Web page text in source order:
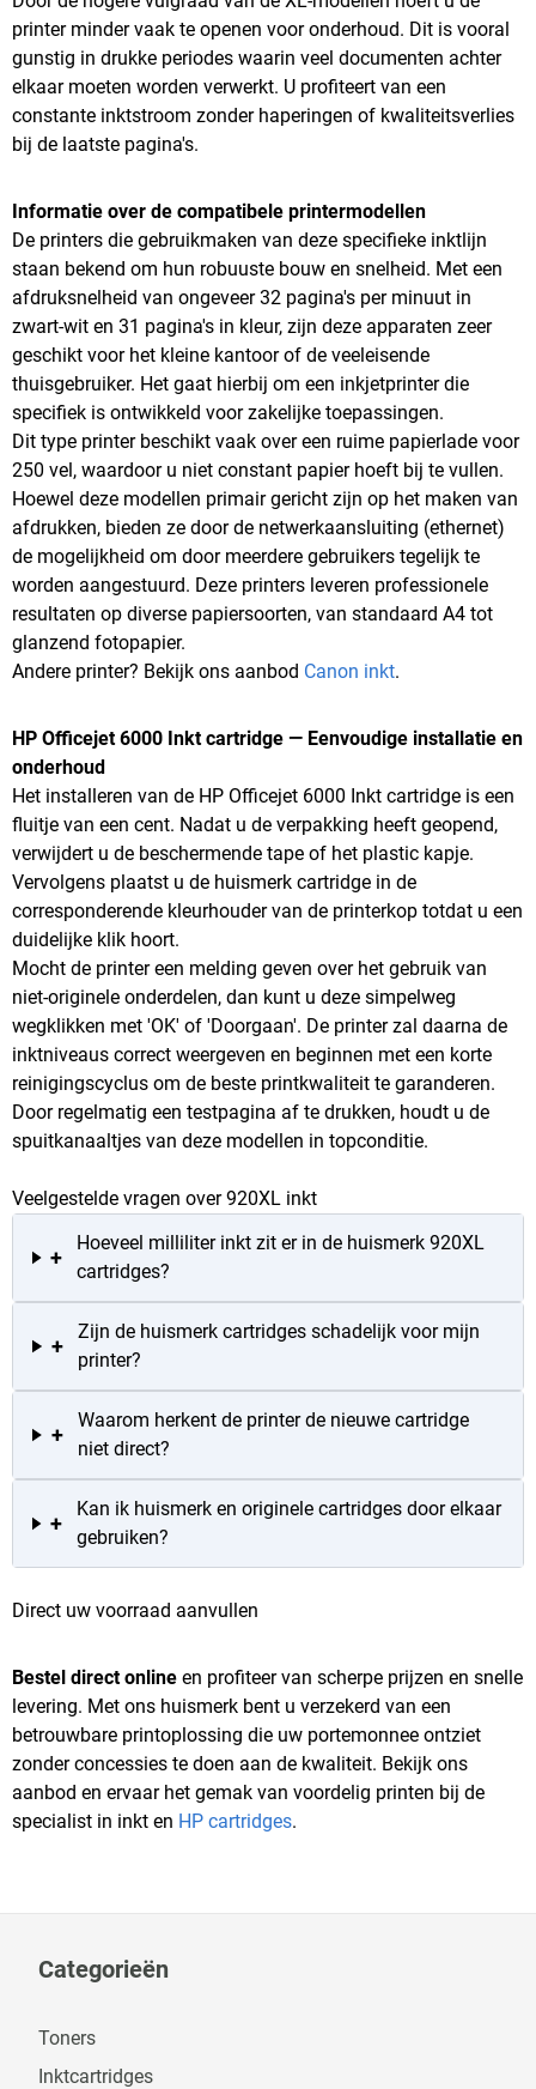
printer minder vaak te openen voor onderhoud. Dit is vooral
gunstig in drukke periodes waarin veel documenten achter
elkaar moeten worden verwerkt. U profiteert van een
constante inktstroom zonder haperingen of kwaliteitsverlies
bij de laatste pagina's.
Informatie over de compatibele printermodellen
De printers die gebruikmaken van deze specifieke inktlijn
staan bekend om hun robuuste bouw en snelheid. Met een
afdruksnelheid van ongeveer 32 pagina's per minuut in
zwart-wit en 31 pagina's in kleur, zijn deze apparaten zeer
geschikt voor het kleine kantoor of de veeleisende
thuisgebruiker. Het gaat hierbij om een inkjetprinter die
specifiek is ontwikkeld voor zakelijke toepassingen.
Dit type printer beschikt vaak over een ruime papierlade voor
250 vel, waardoor u niet constant papier hoeft bij te vullen.
Hoewel deze modellen primair gericht zijn op het maken van
afdrukken, bieden ze door de netwerkaansluiting (ethernet)
de mogelijkheid om door meerdere gebruikers tegelijk te
worden aangestuurd. Deze printers leveren professionele
resultaten op diverse papiersoorten, van standaard A4 tot
glanzend fotopapier.
Andere printer? Bekijk ons aanbod Canon inkt.
HP Officejet 6000 Inkt cartridge — Eenvoudige installatie en
onderhoud
Het installeren van de HP Officejet 6000 Inkt cartridge is een
fluitje van een cent. Nadat u de verpakking heeft geopend,
verwijdert u de beschermende tape of het plastic kapje.
Vervolgens plaatst u de huismerk cartridge in de
corresponderende kleurhouder van de printerkop totdat u een
duidelijke klik hoort.
Mocht de printer een melding geven over het gebruik van
niet-originele onderdelen, dan kunt u deze simpelweg
wegklikken met 'OK' of 'Doorgaan'. De printer zal daarna de
inktniveaus correct weergeven en beginnen met een korte
reinigingscyclus om de beste printkwaliteit te garanderen.
Door regelmatig een testpagina af te drukken, houdt u de
spuitkanaaltjes van deze modellen in topconditie.
Veelgestelde vragen over 920XL inkt
+
Hoeveel milliliter inkt zit er in de huismerk 920XL
cartridges?
+
Zijn de huismerk cartridges schadelijk voor mijn
printer?
+
Waarom herkent de printer de nieuwe cartridge
niet direct?
+
Kan ik huismerk en originele cartridges door elkaar
gebruiken?
Direct uw voorraad aanvullen
Bestel direct online en profiteer van scherpe prijzen en snelle
levering. Met ons huismerk bent u verzekerd van een
betrouwbare printoplossing die uw portemonnee ontziet
zonder concessies te doen aan de kwaliteit. Bekijk ons
aanbod en ervaar het gemak van voordelig printen bij de
specialist in inkt en HP cartridges.
Categorieën
Toners
Inktcartridges